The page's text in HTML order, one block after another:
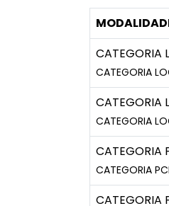
CATEGORIA
CATEGORIA
CATEGORIA
CATEGORIA
CATEGORIA
CATEGORIA
CATEGORIA